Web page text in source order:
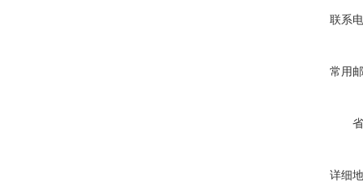
联系
常用
详细